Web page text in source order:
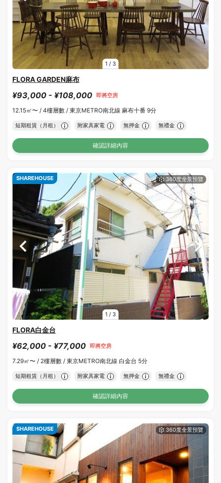
1 / 3
FLORA GARDEN麻布
¥93,000 - ¥108,000 即將空房
12.15㎡〜 / 4樓層數 / 東京METRO南北線 麻布十番 9分
短期租賃（月租） 附家具家電 無押金 無禮金
確認詳細內容
1 / 3
SHAREHOUSE
FLORA白金台
¥62,000 - ¥77,000 即將空房
7.29㎡〜 / 2樓層數 / 東京METRO南北線 白金台 5分
短期租賃（月租） 附家具家電 無押金 無禮金
確認詳細內容
SHAREHOUSE